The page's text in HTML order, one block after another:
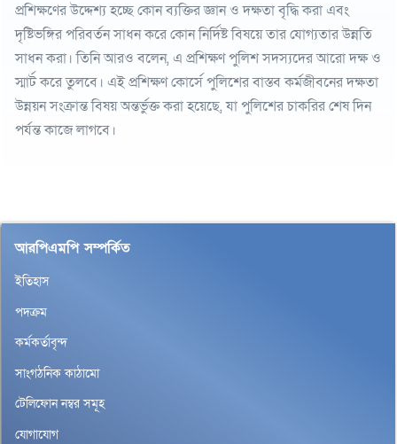
প্রশিক্ষণের উদ্দেশ্য হচ্ছে কোন ব্যক্তির জ্ঞান ও দক্ষতা বৃদ্ধি করা এবং
দৃষ্টিভঙ্গির পরিবর্তন সাধন করে কোন নির্দিষ্ট বিষয়ে তার যোগ্যতার উন্নতি
সাধন করা। তিনি আরও বলেন, এ প্রশিক্ষণ পুলিশ সদস্যদের আরো দক্ষ ও
স্মার্ট করে তুলবে। এই প্রশিক্ষণ কোর্সে পুলিশের বাস্তব কর্মজীবনের দক্ষতা
উন্নয়ন সংক্রান্ত বিষয় অন্তর্ভুক্ত করা হয়েছে, যা পুলিশের চাকরির শেষ দিন
পর্যন্ত কাজে লাগবে।
আরপিএমপি সম্পর্কিত
ইতিহাস
পদক্রম
কর্মকর্তাবৃন্দ
সাংগঠনিক কাঠামো
টেলিফোন নম্বর সমূহ
যোগাযোগ